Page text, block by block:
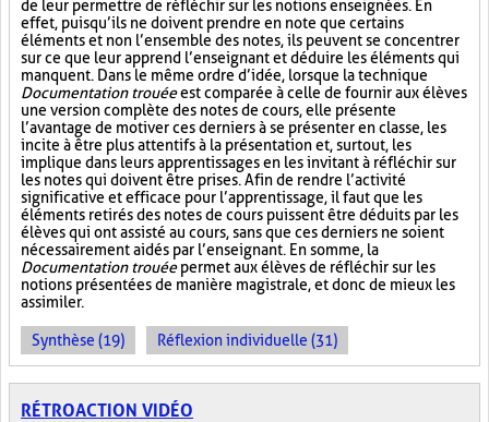
de leur permettre de réfléchir sur les notions enseignées. En
effet, puisqu’ils ne doivent prendre en note que certains
éléments et non l’ensemble des notes, ils peuvent se concentrer
sur ce que leur apprend l’enseignant et déduire les éléments qui
manquent. Dans le même ordre d’idée, lorsque la technique
Documentation trouéeest comparée à celle de fournir aux élèves
une version complète des notes de cours, elle présente
l’avantage de motiver ces derniers à se présenter en classe, les
incite à être plus attentifs à la présentation et, surtout, les
implique dans leurs apprentissages en les invitant à réfléchir sur
les notes qui doivent être prises. Afin de rendre l’activité
significative et efficace pour l’apprentissage, il faut que les
éléments retirés des notes de cours puissent être déduits par les
élèves qui ont assisté au cours, sans que ces derniers ne soient
nécessairement aidés par l’enseignant. En somme, la
Documentation trouéepermet aux élèves de réfléchir sur les
notions présentées de manière magistrale, et donc de mieux les
assimiler.
Synthèse (19) Réflexion individuelle (31)
RÉTROACTION VIDÉO